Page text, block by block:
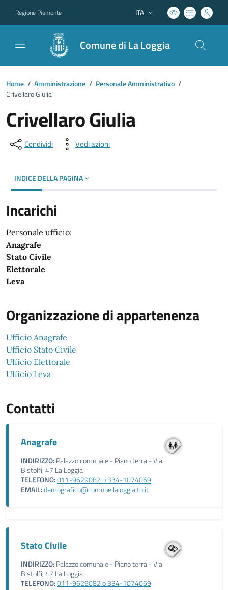
Regione Piemonte Lingua attiva:
ITA
Comune di La Loggia
Home / Amministrazione / Personale Amministrativo /
Crivellaro Giulia
Crivellaro Giulia
Condividi Vedi azioni
INDICE DELLA PAGINA
Incarichi
Personale ufficio:
Anagrafe
Stato Civile
Elettorale
Leva
Organizzazione di appartenenza
Ufficio Anagrafe
Ufficio Stato Civile
Ufficio Elettorale
Ufficio Leva
Contatti
Anagrafe
INDIRIZZO:Palazzo comunale - Piano terra - Via
Bistolfi, 47 La Loggia
TELEFONO:011-9629082 o 334-1074069
EMAIL:demografico@comune.laloggia.to.it
Stato Civile
INDIRIZZO:Palazzo comunale - Piano terra - Via
Bistolfi, 47 La Loggia
TELEFONO:011-9629082 o 334-1074069